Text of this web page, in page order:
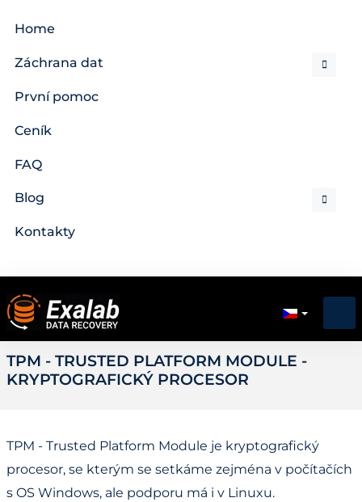
Home
Záchrana dat
První pomoc
Ceník
FAQ
Blog
Kontakty
TPM - TRUSTED PLATFORM MODULE -
KRYPTOGRAFICKÝ PROCESOR
TPM - Trusted Platform Module je kryptografický
procesor, se kterým se setkáme zejména v počítačích
s OS Windows, ale podporu má i v Linuxu.